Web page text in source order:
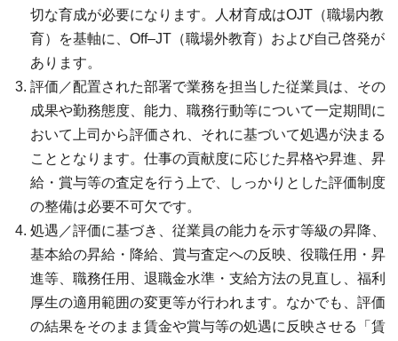
切な育成が必要になります。人材育成はOJT（職場内教
育）を基軸に、Off–JT（職場外教育）および自己啓発が
あります。
評価／配置された部署で業務を担当した従業員は、その
成果や勤務態度、能力、職務行動等について一定期間に
おいて上司から評価され、それに基づいて処遇が決まる
こととなります。仕事の貢献度に応じた昇格や昇進、昇
給・賞与等の査定を行う上で、しっかりとした評価制度
の整備は必要不可欠です。
処遇／評価に基づき、従業員の能力を示す等級の昇降、
基本給の昇給・降給、賞与査定への反映、役職任用・昇
進等、職務任用、退職金水準・支給方法の見直し、福利
厚生の適用範囲の変更等が行われます。なかでも、評価
の結果をそのまま賃金や賞与等の処遇に反映させる「賃